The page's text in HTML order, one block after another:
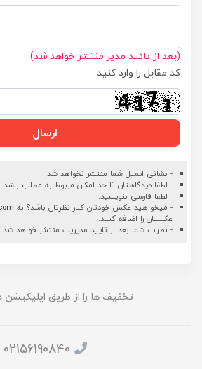
(بعد از تائید مدیر منتشر خواهد شد)
کد مقابل را وارد کنید
ارسال
- نشانی ایمیل شما منتشر نخواهد شد.
- لطفا دیدگاهتان تا حد امکان مربوط به مطلب باشد.
- لطفا فارسی بنویسید.
- میخواهید عکس خودتان کنار نظرتان باشد؟ به
عکستان را اضافه کنید.
- نظرات شما بعد از تایید مدیریت منتشر خواهد شد
تخفیف ها را از طریق اپلیکیشن
02156190840